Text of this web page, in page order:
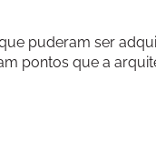
puderam ser
pontos que a